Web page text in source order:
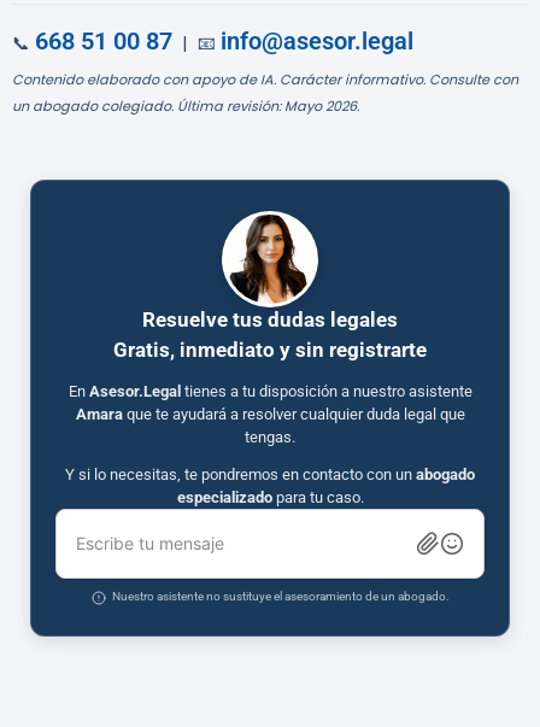
📞 668 51 00 87 | 📧 info@asesor.legal
Contenido elaborado con apoyo de IA. Carácter informativo. Consulte con
un abogado colegiado. Última revisión: Mayo 2026.
Resuelve tus dudas legales
Gratis, inmediato y sin registrarte
En Asesor.Legal tienes a tu disposición a nuestro asistente
Amaraque te ayudará a resolver cualquier duda legal que
tengas.
Y si lo necesitas, te pondremos en contacto con un abogado
especializadopara tu caso.
Escribe tu mensaje
Nuestro asistente no sustituye el asesoramiento de un abogado.